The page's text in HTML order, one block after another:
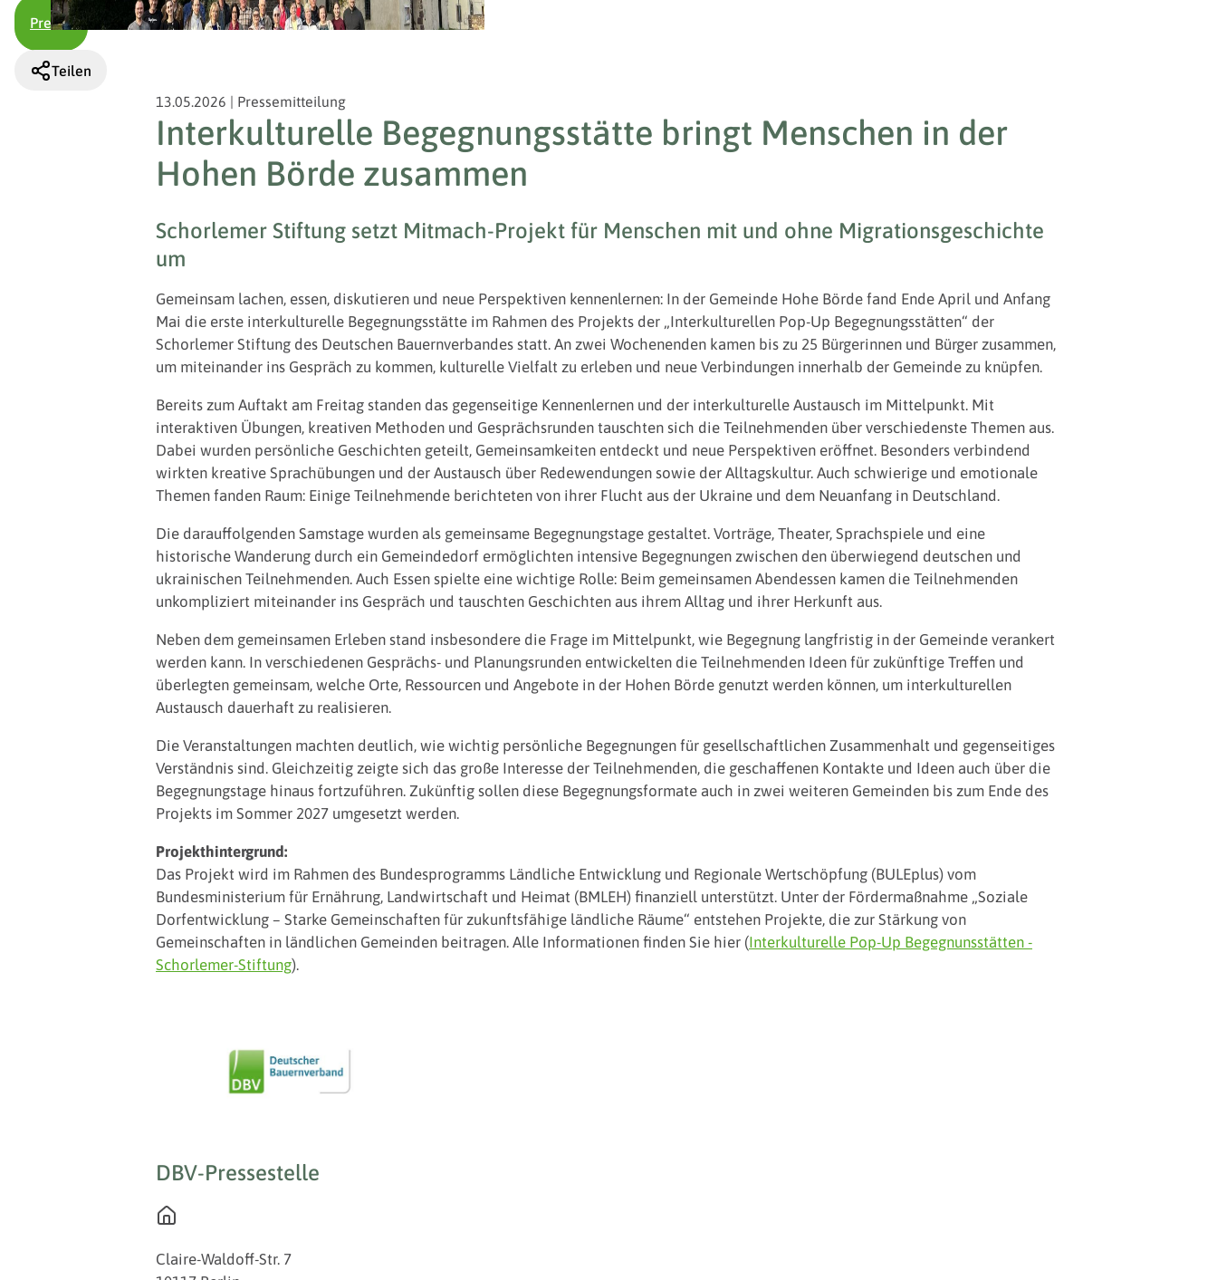
Presse
Teilen
13.05.2026 | Pressemitteilung
Interkulturelle Begegnungsstätte bringt Menschen in der
Hohen Börde zusammen
Schorlemer Stiftung setzt Mitmach-Projekt für Menschen mit und ohne Migrationsgeschichte
um
Gemeinsam lachen, essen, diskutieren und neue Perspektiven kennenlernen: In der Gemeinde Hohe Börde fand Ende April und Anfang
Mai die erste interkulturelle Begegnungsstätte im Rahmen des Projekts der „Interkulturellen Pop-Up Begegnungsstätten“ der
Schorlemer Stiftung des Deutschen Bauernverbandes statt. An zwei Wochenenden kamen bis zu 25 Bürgerinnen und Bürger zusammen,
um miteinander ins Gespräch zu kommen, kulturelle Vielfalt zu erleben und neue Verbindungen innerhalb der Gemeinde zu knüpfen.
Bereits zum Auftakt am Freitag standen das gegenseitige Kennenlernen und der interkulturelle Austausch im Mittelpunkt. Mit
interaktiven Übungen, kreativen Methoden und Gesprächsrunden tauschten sich die Teilnehmenden über verschiedenste Themen aus.
Dabei wurden persönliche Geschichten geteilt, Gemeinsamkeiten entdeckt und neue Perspektiven eröffnet. Besonders verbindend
wirkten kreative Sprachübungen und der Austausch über Redewendungen sowie der Alltagskultur. Auch schwierige und emotionale
Themen fanden Raum: Einige Teilnehmende berichteten von ihrer Flucht aus der Ukraine und dem Neuanfang in Deutschland.
Die darauffolgenden Samstage wurden als gemeinsame Begegnungstage gestaltet. Vorträge, Theater, Sprachspiele und eine
historische Wanderung durch ein Gemeindedorf ermöglichten intensive Begegnungen zwischen den überwiegend deutschen und
ukrainischen Teilnehmenden. Auch Essen spielte eine wichtige Rolle: Beim gemeinsamen Abendessen kamen die Teilnehmenden
unkompliziert miteinander ins Gespräch und tauschten Geschichten aus ihrem Alltag und ihrer Herkunft aus.
Neben dem gemeinsamen Erleben stand insbesondere die Frage im Mittelpunkt, wie Begegnung langfristig in der Gemeinde verankert
werden kann. In verschiedenen Gesprächs- und Planungsrunden entwickelten die Teilnehmenden Ideen für zukünftige Treffen und
überlegten gemeinsam, welche Orte, Ressourcen und Angebote in der Hohen Börde genutzt werden können, um interkulturellen
Austausch dauerhaft zu realisieren.
Die Veranstaltungen machten deutlich, wie wichtig persönliche Begegnungen für gesellschaftlichen Zusammenhalt und gegenseitiges
Verständnis sind. Gleichzeitig zeigte sich das große Interesse der Teilnehmenden, die geschaffenen Kontakte und Ideen auch über die
Begegnungstage hinaus fortzuführen. Zukünftig sollen diese Begegnungsformate auch in zwei weiteren Gemeinden bis zum Ende des
Projekts im Sommer 2027 umgesetzt werden.
Projekthintergrund:
Das Projekt wird im Rahmen des Bundesprogramms Ländliche Entwicklung und Regionale Wertschöpfung (BULEplus) vom
Bundesministerium für Ernährung, Landwirtschaft und Heimat (BMLEH) finanziell unterstützt. Unter der Fördermaßnahme „Soziale
Dorfentwicklung – Starke Gemeinschaften für zukunftsfähige ländliche Räume“ entstehen Projekte, die zur Stärkung von
Gemeinschaften in ländlichen Gemeinden beitragen. Alle Informationen finden Sie hier (Interkulturelle Pop-Up Begegnunsstätten -
Schorlemer-Stiftung).
DBV-Pressestelle
Claire-Waldoff-Str. 7